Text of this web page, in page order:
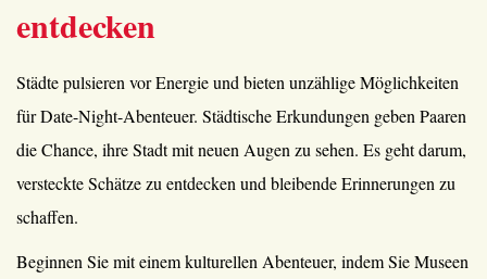
entdecken
Städte pulsieren vor Energie und bieten unzählige Möglichkeiten
für Date-Night-Abenteuer. Städtische Erkundungen geben Paaren
die Chance, ihre Stadt mit neuen Augen zu sehen. Es geht darum,
versteckte Schätze zu entdecken und bleibende Erinnerungen zu
schaffen.
Beginnen Sie mit einem kulturellen Abenteuer, indem Sie Museen